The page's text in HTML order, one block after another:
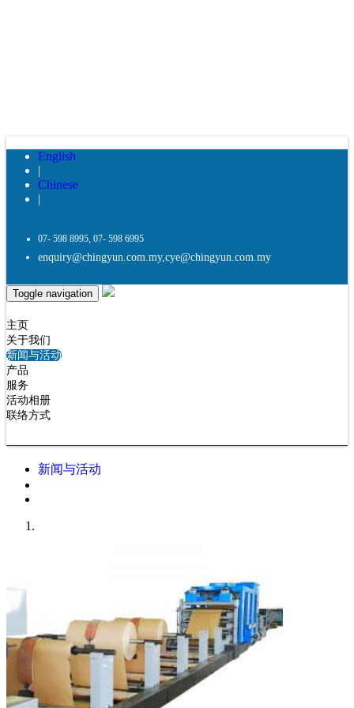
English
|
Chinese
|
07- 598 8995, 07- 598 6995
enquiry@chingyun.com.my,cye@chingyun.com.my
Toggle navigation
主页
关于我们
新闻与活动
产品
服务
活动相册
联络方式
新闻与活动